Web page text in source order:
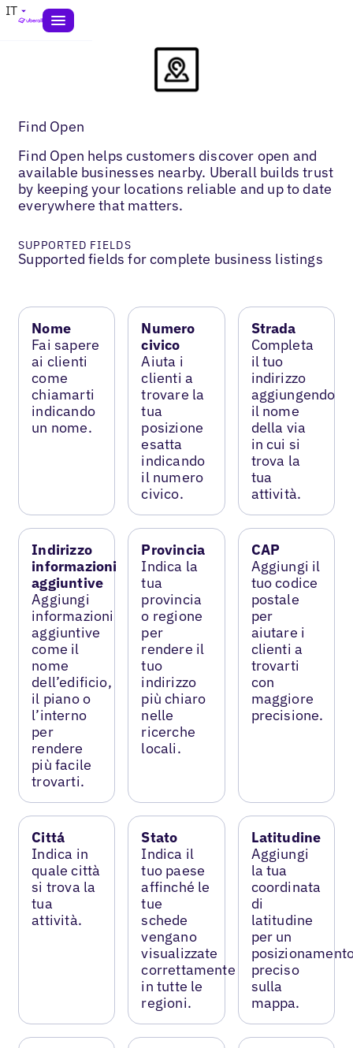
IT
Find Open
Find Open helps customers discover open and
available businesses nearby. Uberall builds trust
by keeping your locations reliable and up to date
everywhere that matters.
SUPPORTED FIELDS
Supported fields for complete business listings
Nome
Fai sapere
ai clienti
come
chiamarti
indicando
un nome.
Numero
civico
Aiuta i
clienti a
trovare la
tua
posizione
esatta
indicando
il numero
civico.
Strada
Completa
il tuo
indirizzo
aggiungendo
il nome
della via
in cui si
trova la
tua
attività.
Indirizzo
informazioni
aggiuntive
Aggiungi
informazioni
aggiuntive
come il
nome
dell’edificio,
il piano o
l’interno
per
rendere
più facile
trovarti.
Provincia
Indica la
tua
provincia
o regione
per
rendere il
tuo
indirizzo
più chiaro
nelle
ricerche
locali.
CAP
Aggiungi il
tuo codice
postale
per
aiutare i
clienti a
trovarti
con
maggiore
precisione.
Cittá
Indica in
quale città
si trova la
tua
attività.
Stato
Indica il
tuo paese
affinché le
tue
schede
vengano
visualizzate
correttamente
in tutte le
regioni.
Latitudine
Aggiungi
la tua
coordinata
di
latitudine
per un
preciso
sulla
mappa.